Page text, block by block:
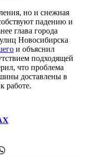
но и снежная
падению и
глава города
Новосибирска
и объяснил
подходящей
что проблема
доставлены в
работе.